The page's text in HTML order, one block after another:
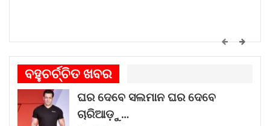
କେମିତି ଚାଲିଛି କଟକ ଐତିହାସିକ ବାଲିଯାତ୍ରା ପ୍ରସ୍ତୁତି
ଗୀତଟି କାନରେ ପଡ଼ିଲେ, ଆଖି ଆଗରେ ନାଚିଯାଏ
ଓଡ଼ିଶାର ନୌବାଣିଜ୍ୟ ପରମ୍ପରା । ଓଡ଼ିଶାର ପ୍ରାଚୀନ
ନାମ କଳିଙ୍ଗ । ପ୍ରାଚୀନ କଳିଙ୍ଗକୁ ସମୃଦ୍ଧ କରିଥିଲା
ନୌବାଣିଜ୍ୟ
ବହୁଚର୍ଚ୍ଚିତ ଖବର
ଘର ଦେବେ ସଲମାନ ଘର ଦେବେ
ଚାରିଆଡ଼ୁ…